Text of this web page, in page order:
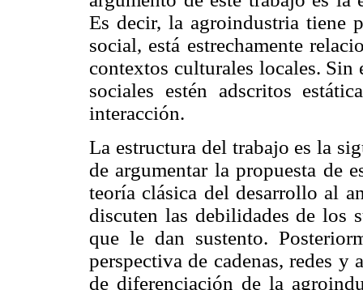
Es decir, la agroindustria tiene
social, está estrechamente
contextos culturales locales.
sociales estén adscritos
interacción.
La estructura del trabajo es la
de argumentar la propuesta de
teoría clásica del desarrollo al
discuten las debilidades de los
que le dan sustento.
perspectiva de cadenas, redes y
de diferenciación de la